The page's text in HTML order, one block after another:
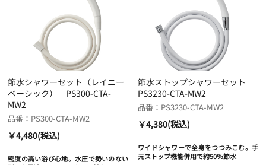
節水シャワーセット（レイニー
ベーシック） PS300-CTA-
MW2
品番：PS300-CTA-MW2
￥4,480(税込)
密度の高い浴び心地。水圧で勢いのない
節水ストップシャワーセット
PS3230-CTA-MW2
品番：PS3230-CTA-MW2
￥4,380(税込)
ワイドシャワーで全身をつつみこむ。手
元ストップ機能併用で約50％節水